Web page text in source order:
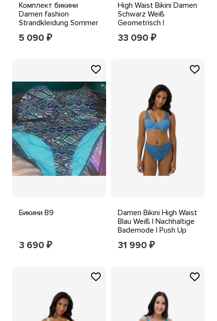
Комплект бикини
Damen fashion
Strandkleidung Sommer
Gepolstert Gestreift
Badeanzug
5 090 ₽
High Waist Bikini Damen
Schwarz Weiß
Geometrisch |
Sustainable Push Up
Set
33 090 ₽
Бикини B9
3 690 ₽
Damen Bikini High Waist
Blau Weiß | Nachhaltige
Bademode | Push Up
Beachwear
31 990 ₽